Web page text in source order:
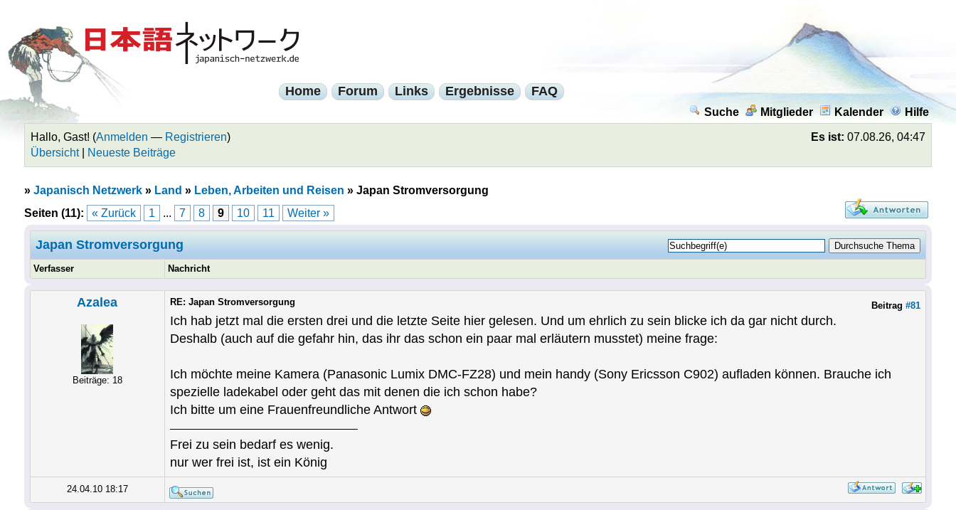
Home Forum Links Ergebnisse FAQ
Suche Mitglieder Kalender Hilfe
Es ist: 07.08.26, 04:47
Hallo, Gast! (Anmelden — Registrieren)
Übersicht| Neueste Beiträge
» Japanisch Netzwerk» Land » Leben, Arbeiten und Reisen » Japan Stromversorgung
Seiten (11):
« Zurück 1 ... 7 8 9 10 11 Weiter »
Japan Stromversorgung
Verfasser Nachricht
Azalea
Beiträge: 18
Beitrag #81
RE: Japan Stromversorgung
Ich hab jetzt mal die ersten drei und die letzte Seite hier gelesen. Und um ehrlich zu sein blicke ich da gar nicht durch.
Deshalb (auch auf die gefahr hin, das ihr das schon ein paar mal erläutern musstet) meine frage:
Ich möchte meine Kamera (Panasonic Lumix DMC-FZ28) und mein handy (Sony Ericsson C902) aufladen können. Brauche ich
spezielle ladekabel oder geht das mit denen die ich schon habe?
Ich bitte um eine Frauenfreundliche Antwort
Frei zu sein bedarf es wenig.
nur wer frei ist, ist ein König
24.04.10 18:17